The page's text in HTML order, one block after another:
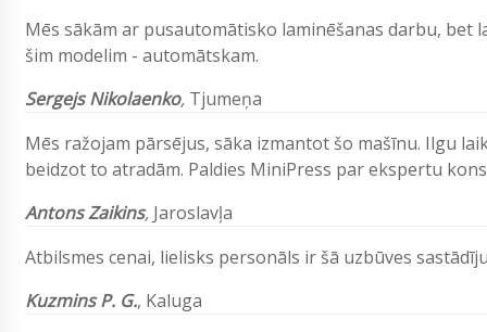
Mēs sākām ar pusautomātisko laminēšanas darbu,
šim modelim - automātskam.
Sergejs Nikolaenko, Tjumeņa
Mēs ražojam pārsējus, sāka izmantot šo mašīnu. Ilgu
beidzot to atradām. Paldies MiniPress par ekspertu
Antons Zaikins, Jaroslavļa
Atbilsmes cenai, lielisks personāls ir šā uzbūves
Kuzmins P. G., Kaluga